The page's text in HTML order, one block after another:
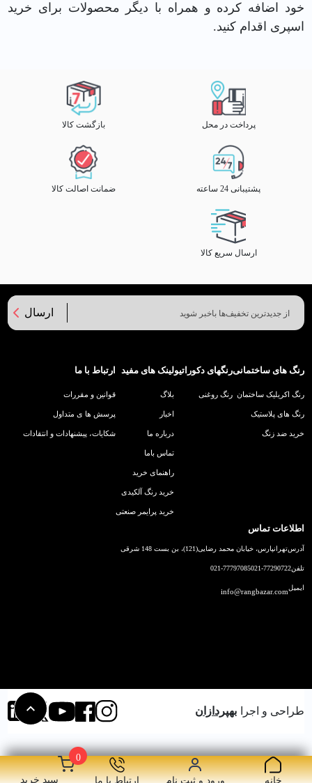
خود اضافه کرده و همراه با دیگر محصولات برای خرید
اسپری اقدام کنید.
خانه ورود و ثبت نام ارتباط با ما
0
سبد خرید
پرداخت در محل بازگشت کالا
پشتیبانی 24 ساعته ضمانت اصالت کالا
ارسال سریع کالا
ارسال
رنگ های ساختمانی
رنگ اکریلیک ساختمان
رنگ های پلاستیک
خرید ضد زنگ
رنگهای دکوراتیو
رنگ روغنی
لینک های مفید
بلاگ
اخبار
درباره ما
تماس باما
راهنمای خرید
خرید رنگ آلکیدی
خرید پرایمر صنعتی
ارتباط با ما
قوانین و مقررات
پرسش ها ی متداول
شکایات، پیشنهادات و انتقادات
اطلاعات تماس
آدرستهرانپارس، خیابان محمد رضایی(121)، بن بست 148 شرقی
تلفن021-77290722
021-77797085
ایمیلinfo@rangbazar.com
طراحی و اجرا بهپردازان